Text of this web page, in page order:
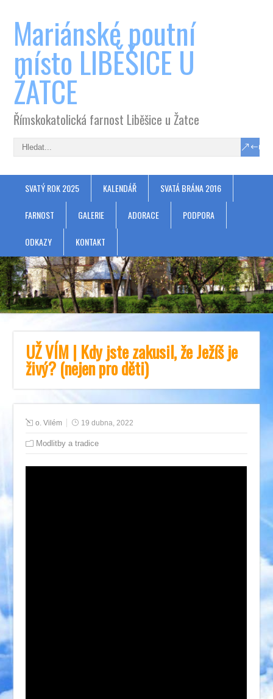
Mariánské poutní
místo LIBĚŠICE U
ŽATCE
Římskokatolická farnost Liběšice u Žatce
SVATÝ ROK 2025 KALENDÁŘ SVATÁ BRÁNA 2016
FARNOST GALERIE ADORACE PODPORA
ODKAZY KONTAKT
UŽ VÍM | Kdy jste zakusil, že Ježíš je
živý? (nejen pro děti)
o. Vilém 19 dubna, 2022
Modlitby a tradice